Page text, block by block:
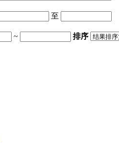
至
~ 排序